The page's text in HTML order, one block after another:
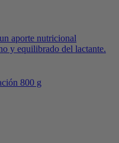
aporte nutricional
y equilibrado del lactante.